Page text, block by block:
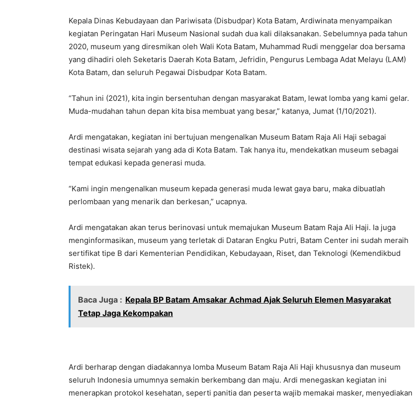
Kepala Dinas Kebudayaan dan Pariwisata (Disbudpar) Kota Batam, Ardiwinata menyampaikan
kegiatan Peringatan Hari Museum Nasional sudah dua kali dilaksanakan. Sebelumnya pada tahun
2020, museum yang diresmikan oleh Wali Kota Batam, Muhammad Rudi menggelar doa bersama
yang dihadiri oleh Seketaris Daerah Kota Batam, Jefridin, Pengurus Lembaga Adat Melayu (LAM)
Kota Batam, dan seluruh Pegawai Disbudpar Kota Batam.
“Tahun ini (2021), kita ingin bersentuhan dengan masyarakat Batam, lewat lomba yang kami gelar.
Muda-mudahan tahun depan kita bisa membuat yang besar,” katanya, Jumat (1/10/2021).
Ardi mengatakan, kegiatan ini bertujuan mengenalkan Museum Batam Raja Ali Haji sebagai
destinasi wisata sejarah yang ada di Kota Batam. Tak hanya itu, mendekatkan museum sebagai
tempat edukasi kepada generasi muda.
“Kami ingin mengenalkan museum kepada generasi muda lewat gaya baru, maka dibuatlah
perlombaan yang menarik dan berkesan,” ucapnya.
Ardi mengatakan akan terus berinovasi untuk memajukan Museum Batam Raja Ali Haji. Ia juga
menginformasikan, museum yang terletak di Dataran Engku Putri, Batam Center ini sudah meraih
sertifikat tipe B dari Kementerian Pendidikan, Kebudayaan, Riset, dan Teknologi (Kemendikbud
Ristek).
Baca Juga : Kepala BP Batam Amsakar Achmad Ajak Seluruh Elemen Masyarakat
Tetap Jaga Kekompakan
Ardi berharap dengan diadakannya lomba Museum Batam Raja Ali Haji khususnya dan museum
seluruh Indonesia umumnya semakin berkembang dan maju. Ardi menegaskan kegiatan ini
menerapkan protokol kesehatan, seperti panitia dan peserta wajib memakai masker, menyediakan